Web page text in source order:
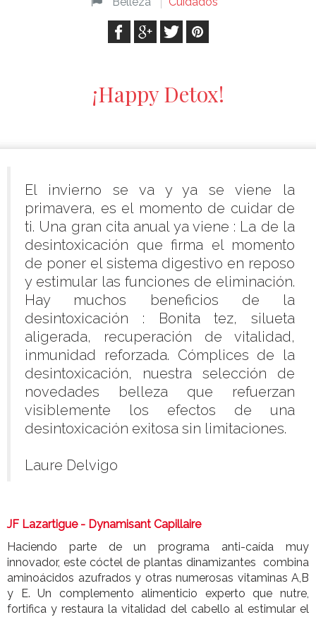
¡Happy Detox!
El invierno se va y ya se viene la
primavera, es el momento de cuidar de
ti. Una gran cita anual ya viene : La de la
desintoxicación que firma el momento
de poner el sistema digestivo en reposo
y estimular las funciones de eliminación.
Hay muchos beneficios de la
desintoxicación : Bonita tez, silueta
aligerada, recuperación de vitalidad,
inmunidad reforzada. Cómplices de la
desintoxicación, nuestra selección de
novedades belleza que refuerzan
visiblemente los efectos de una
desintoxicación exitosa sin limitaciones.
Laure Delvigo
JF Lazartigue - Dynamisant Capillaire
Haciendo parte de un programa anti-caída muy
innovador, este cóctel de plantas dinamizantes combina
aminoácidos azufrados y otras numerosas vitaminas A,B
y E. Un complemento alimenticio experto que nutre,
fortifica y restaura la vitalidad del cabello al estimular el